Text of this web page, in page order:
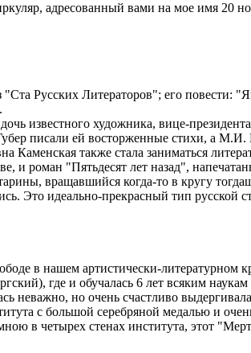
адресованный вами на мое имя 20
Русских Литераторов"; его повести:
известного художника, вице-
писали ей восторженные стихи, а
также стала заниматься
и роман "Пятьдесят лет назад",
вращавшийся когда-то в кругу
Это идеально-прекрасный тип русской
в нашем артистически-
где и обучалась 6 лет всяким
неважно, но очень счастливо
с большой серебряной медалью и
в четырех стенах института, этот